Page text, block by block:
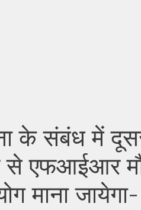
के संबंध में
से एफआईआर
माना जायेगा-